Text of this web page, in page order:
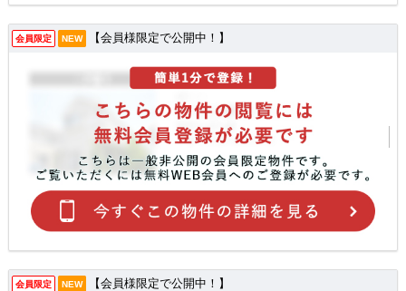
会員限定 NEW 【会員様限定で公開中！】
会員限定 NEW 【会員様限定で公開中！】